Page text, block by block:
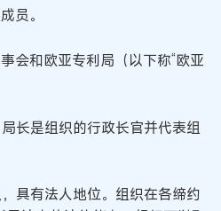
员。
会和欧亚专利局（以下称“欧亚
长是组织的行政长官并代表组
具有法人地位。组织在各缔约